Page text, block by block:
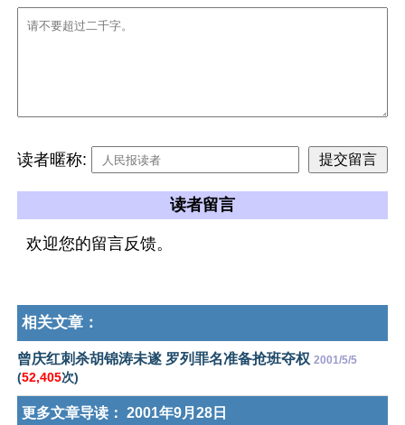
读者暱称:
读者留言
欢迎您的留言反馈。
相关文章：
曾庆红刺杀胡锦涛未遂 罗列罪名准备抢班夺权 2001/5/5
(52,405次)
更多文章导读： 2001年9月28日